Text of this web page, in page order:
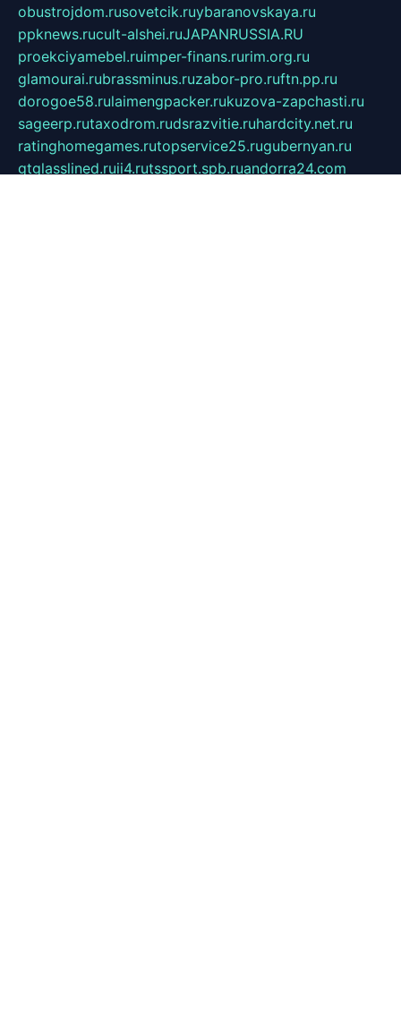
obustrojdom.rusovetcik.ruybaranovskaya.ru
ppknews.rucult-alshei.ruJAPANRUSSIA.RU
proekciyamebel.ruimper-finans.rurim.org.ru
glamourai.rubrassminus.ruzabor-pro.ruftn.pp.ru
dorogoe58.rulaimengpacker.rukuzova-zapchasti.ru
sageerp.rutaxodrom.rudsrazvitie.ruhardcity.net.ru
ratinghomegames.rutopservice25.rugubernyan.ru
gtglasslined.ruii4.rutssport.spb.ruandorra24.com